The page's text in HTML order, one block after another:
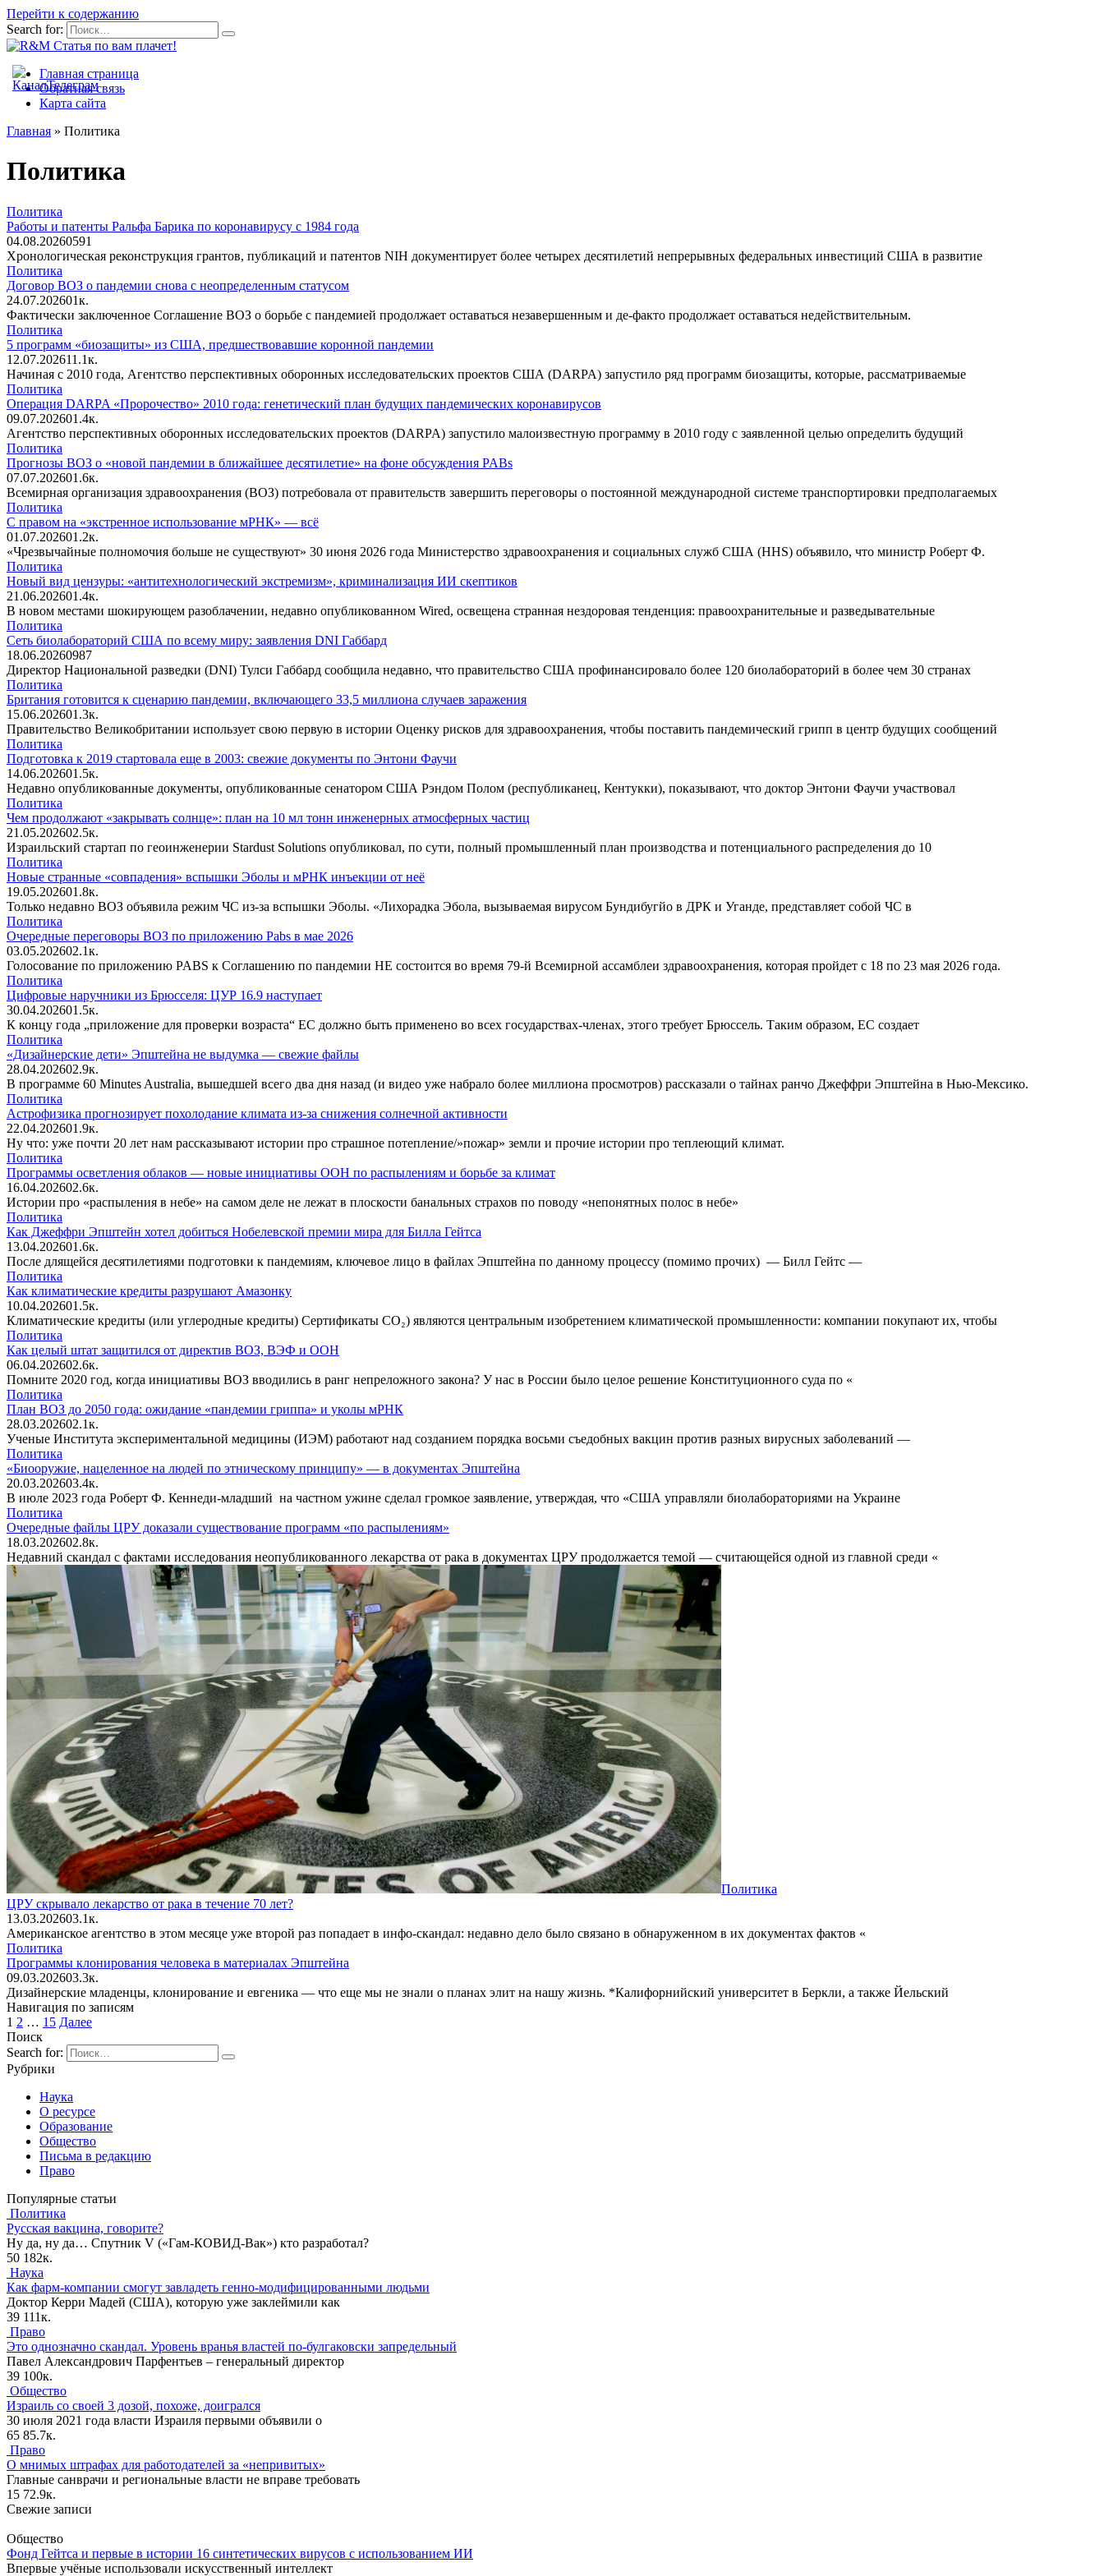
Перейти к содержанию
Search for:
Главная страница
Обратная связь
Карта сайта
Главная » Политика
Политика
Политика
Работы и патенты Ральфа Барика по коронавирусу с 1984 года
04.08.20260591
Хронологическая реконструкция грантов, публикаций и патентов NIH документирует более четырех десятилетий непрерывных федеральных инвестиций США в развитие
Политика
Договор ВОЗ о пандемии снова с неопределенным статусом
24.07.202601к.
Фактически заключенное Соглашение ВОЗ о борьбе с пандемией продолжает оставаться незавершенным и де-факто продолжает оставаться недействительным.
Политика
5 программ «биозащиты» из США, предшествовавшие коронной пандемии
12.07.202611.1к.
Начиная с 2010 года, Агентство перспективных оборонных исследовательских проектов США (DARPA) запустило ряд программ биозащиты, которые, рассматриваемые
Политика
Операция DARPA «Пророчество» 2010 года: генетический план будущих пандемических коронавирусов
09.07.202601.4к.
Агентство перспективных оборонных исследовательских проектов (DARPA) запустило малоизвестную программу в 2010 году с заявленной целью определить будущий
Политика
Прогнозы ВОЗ о «новой пандемии в ближайшее десятилетие» на фоне обсуждения PABs
07.07.202601.6к.
Всемирная организация здравоохранения (ВОЗ) потребовала от правительств завершить переговоры о постоянной международной системе транспортировки предполагаемых
Политика
С правом на «экстренное использование мРНК» — всё
01.07.202601.2к.
«Чрезвычайные полномочия больше не существуют» 30 июня 2026 года Министерство здравоохранения и социальных служб США (HHS) объявило, что министр Роберт Ф.
Политика
Новый вид цензуры: «антитехнологический экстремизм», криминализация ИИ скептиков
21.06.202601.4к.
В новом местами шокирующем разоблачении, недавно опубликованном Wired, освещена странная нездоровая тенденция: правоохранительные и разведывательные
Политика
Сеть биолабораторий США по всему миру: заявления DNI Габбард
18.06.20260987
Директор Национальной разведки (DNI) Тулси Габбард сообщила недавно, что правительство США профинансировало более 120 биолабораторий в более чем 30 странах
Политика
Британия готовится к сценарию пандемии, включающего 33,5 миллиона случаев заражения
15.06.202601.3к.
Правительство Великобритании использует свою первую в истории Оценку рисков для здравоохранения, чтобы поставить пандемический грипп в центр будущих сообщений
Политика
Подготовка к 2019 стартовала еще в 2003: свежие документы по Энтони Фаучи
14.06.202601.5к.
Недавно опубликованные документы, опубликованные сенатором США Рэндом Полом (республиканец, Кентукки), показывают, что доктор Энтони Фаучи участвовал
Политика
Чем продолжают «закрывать солнце»: план на 10 мл тонн инженерных атмосферных частиц
21.05.202602.5к.
Израильский стартап по геоинженерии Stardust Solutions опубликовал, по сути, полный промышленный план производства и потенциального распределения до 10
Политика
Новые странные «совпадения» вспышки Эболы и мРНК инъекции от неё
19.05.202601.8к.
Только недавно ВОЗ объявила режим ЧС из-за вспышки Эболы. «Лихорадка Эбола, вызываемая вирусом Бундибугйо в ДРК и Уганде, представляет собой ЧС в
Политика
Очередные переговоры ВОЗ по приложению Pabs в мае 2026
03.05.202602.1к.
Голосование по приложению PABS к Соглашению по пандемии НЕ состоится во время 79-й Всемирной ассамблеи здравоохранения, которая пройдет с 18 по 23 мая 2026 года.
Политика
Цифровые наручники из Брюсселя: ЦУР 16.9 наступает
30.04.202601.5к.
К концу года „приложение для проверки возраста“ ЕС должно быть применено во всех государствах-членах, этого требует Брюссель. Таким образом, ЕС создает
Политика
«Дизайнерские дети» Эпштейна не выдумка — свежие файлы
28.04.202602.9к.
В программе 60 Minutes Australia, вышедшей всего два дня назад (и видео уже набрало более миллиона просмотров) рассказали о тайнах ранчо Джеффри Эпштейна в Нью-Мексико.
Политика
Астрофизика прогнозирует похолодание климата из-за снижения солнечной активности
22.04.202601.9к.
Ну что: уже почти 20 лет нам рассказывают истории про страшное потепление/»пожар» земли и прочие истории про теплеющий климат.
Политика
Программы осветления облаков — новые инициативы ООН по распылениям и борьбе за климат
16.04.202602.6к.
Истории про «распыления в небе» на самом деле не лежат в плоскости банальных страхов по поводу «непонятных полос в небе»
Политика
Как Джеффри Эпштейн хотел добиться Нобелевской премии мира для Билла Гейтса
13.04.202601.6к.
После длящейся десятилетиями подготовки к пандемиям, ключевое лицо в файлах Эпштейна по данному процессу (помимо прочих) — Билл Гейтс —
Политика
Как климатические кредиты разрушают Амазонку
10.04.202601.5к.
Климатические кредиты (или углеродные кредиты) Сертификаты CO₂) являются центральным изобретением климатической промышленности: компании покупают их, чтобы
Политика
Как целый штат защитился от директив ВОЗ, ВЭФ и ООН
06.04.202602.6к.
Помните 2020 год, когда инициативы ВОЗ вводились в ранг непреложного закона? У нас в России было целое решение Конституционного суда по «
Политика
План ВОЗ до 2050 года: ожидание «пандемии гриппа» и уколы мРНК
28.03.202602.1к.
Ученые Института экспериментальной медицины (ИЭМ) работают над созданием порядка восьми съедобных вакцин против разных вирусных заболеваний —
Политика
«Биооружие, нацеленное на людей по этническому принципу» — в документах Эпштейна
20.03.202603.4к.
В июле 2023 года Роберт Ф. Кеннеди-младший на частном ужине сделал громкое заявление, утверждая, что «США управляли биолабораториями на Украине
Политика
Очередные файлы ЦРУ доказали существование программ «по распылениям»
18.03.202602.8к.
Недавний скандал с фактами исследования неопубликованного лекарства от рака в документах ЦРУ продолжается темой — считающейся одной из главной среди «
Политика
ЦРУ скрывало лекарство от рака в течение 70 лет?
13.03.202603.1к.
Американское агентство в этом месяце уже второй раз попадает в инфо-скандал: недавно дело было связано в обнаруженном в их документах фактов «
Политика
Программы клонирования человека в материалах Эпштейна
09.03.202603.3к.
Дизайнерские младенцы, клонирование и евгеника — что еще мы не знали о планах элит на нашу жизнь. *Калифорнийский университет в Беркли, а также Йельский
Навигация по записям
1 2 … 15 Далее
Поиск
Search for:
Рубрики
Наука
О ресурсе
Образование
Общество
Письма в редакцию
Право
Популярные статьи
Политика
Русская вакцина, говорите?
Ну да, ну да… Спутник V («Гам-КОВИД-Вак») кто разработал?
50 182к.
Наука
Как фарм-компании смогут завладеть генно-модифицированными людьми
Доктор Керри Мадей (США), которую уже заклеймили как
39 111к.
Право
Это однозначно скандал. Уровень вранья властей по-булгаковски запредельный
Павел Александрович Парфентьев – генеральный директор
39 100к.
Общество
Израиль со своей 3 дозой, похоже, доигрался
30 июля 2021 года власти Израиля первыми объявили о
65 85.7к.
Право
О мнимых штрафах для работодателей за «непривитых»
Главные санврачи и региональные власти не вправе требовать
15 72.9к.
Свежие записи
Общество
Фонд Гейтса и первые в истории 16 синтетических вирусов с использованием ИИ
Впервые учёные использовали искусственный интеллект